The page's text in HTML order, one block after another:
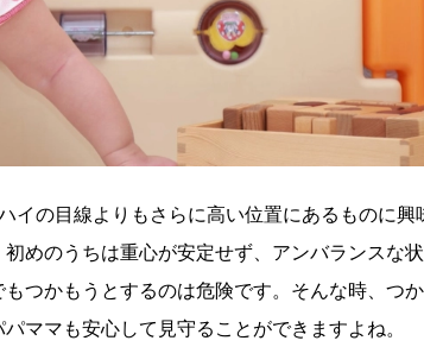
イの目線よりもさらに高い位置にあるものに興
めのうちは重心が安定せず、アンバランスな状
つかもうとするのは危険です。そんな時、つ
ママも安心して見守ることができますよね。